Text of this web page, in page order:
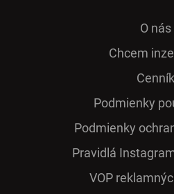
O nás
Chcem
Cenník
Podmienky
Podmienky
Pra­vidlá
VOP